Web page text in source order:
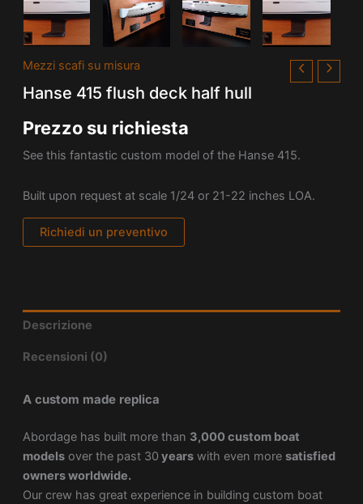
Mezzi scafi su misura
Hanse 415 flush deck half hull
Prezzo su richiesta
See this fantastic custom model of the Hanse 415.
Built upon request at scale 1/24 or 21-22 inches LOA.
Richiedi un preventivo
Descrizione
Recensioni (0)
A custom made replica
Abordage has built more than 3,000 custom boat
modelsover the past 30 yearswith even more satisfied
owners worldwide.
Our crew has great experience in building custom boat